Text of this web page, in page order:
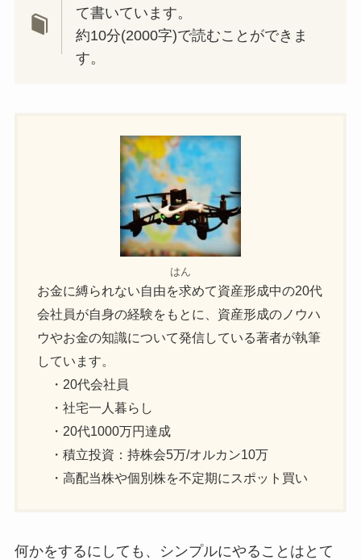
て書いています。
約10分(2000字)で読むことができま
す。
はん
お金に縛られない自由を求めて資産形成中の20代
会社員が自身の経験をもとに、資産形成のノウハ
ウやお金の知識について発信している著者が執筆
しています。
・20代会社員
・社宅一人暮らし
・20代1000万円達成
・積立投資：持株会5万/オルカン10万
・高配当株や個別株を不定期にスポット買い
何かをするにしても、シンプルにやることはとて